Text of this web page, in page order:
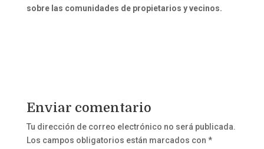
sobre las comunidades de propietarios y vecinos.
Enviar comentario
Tu dirección de correo electrónico no será publicada.
Los campos obligatorios están marcados con *